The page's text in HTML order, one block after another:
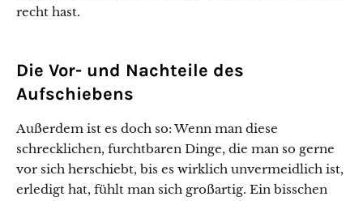
recht hast.
Die Vor- und Nachteile des
Aufschiebens
Außerdem ist es doch so: Wenn man diese
schrecklichen, furchtbaren Dinge, die man so gerne
vor sich herschiebt, bis es wirklich unvermeidlich ist,
erledigt hat, fühlt man sich großartig. Ein bisschen